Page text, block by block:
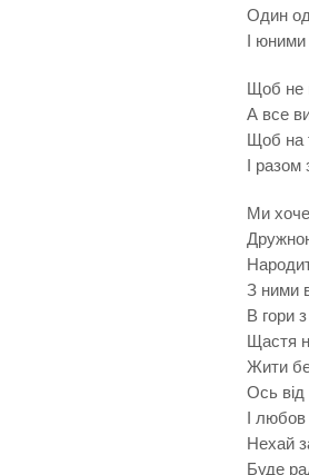
Один
І
Щоб не
А все
Щоб на
І
Ми
З ними
В гори
Щастя
Жити
Ось від
І любов
Нехай
Буде